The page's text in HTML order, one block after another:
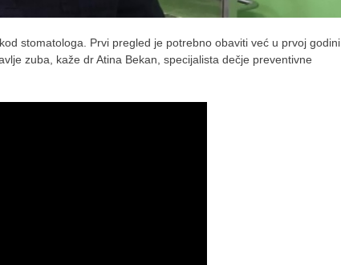
stomatologa. Prvi pregled je potrebno obaviti već u prvoj godini
zuba, kaže dr Atina Bekan, specijalista dečje preventivne